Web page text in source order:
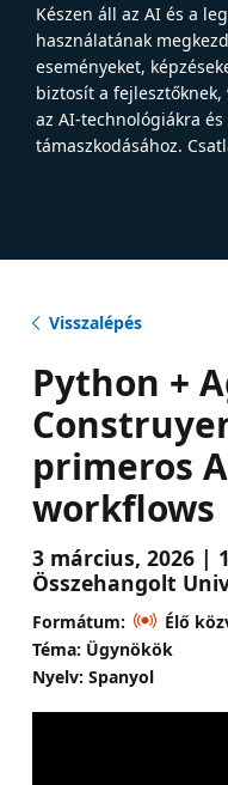
Készen áll az AI és a
használatának
eseményeket,
biztosít a
az AI-technológiákra
támaszkodásához.
Visszalépés
Python +
primeros
workflows
3 március, 2026 |
Összehangolt
Formátum:
Élő
Téma: Ügynökök
Nyelv: Spanyol